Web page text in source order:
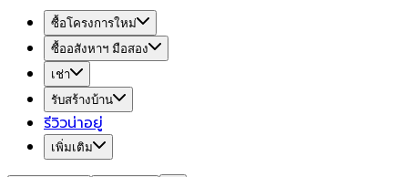
ซื้อโครงการใหม่
ซื้ออสังหาฯ มือสอง
เช่า
รับสร้างบ้าน
รีวิวน่าอยู่
เพิ่มเติม